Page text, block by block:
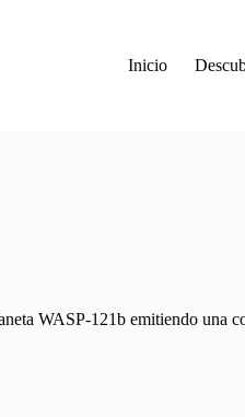
Inicio
WASP-121b emitiendo una